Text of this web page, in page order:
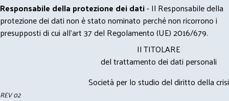
Responsabile della protezione dei dati- Il Responsabile della
protezione dei dati non è stato nominato perché non ricorrono i
presupposti di cui all’art 37 del Regolamento (UE) 2016/679.
Il TITOLARE
del trattamento dei dati personali
Società per lo studio del diritto della crisi
REV 02